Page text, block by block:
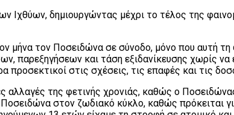
δημιουργώντας μέχρι το τέλος της
μήνα τον Ποσειδώνα σε σύνοδο, μόνο που αυτή
παρεξηγήσεων και τάση εξιδανίκευσης χωρίς
προσεκτικοί στις σχέσεις, τις επαφές και τις
αλλαγές της φετινής χρονιάς, καθώς ο
στον ζωδιακό κύκλο, καθώς πρόκειται